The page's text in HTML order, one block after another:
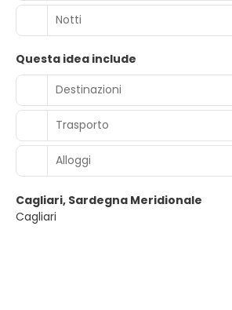
Notti
Questa idea include
Destinazioni
Trasporto
Alloggi
Cagliari, Sardegna Meridionale
Cagliari